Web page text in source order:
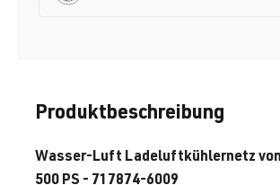
Produktbeschreibung
Wasser-Luft Ladeluftkühlernetz
500 PS - 717874-6009